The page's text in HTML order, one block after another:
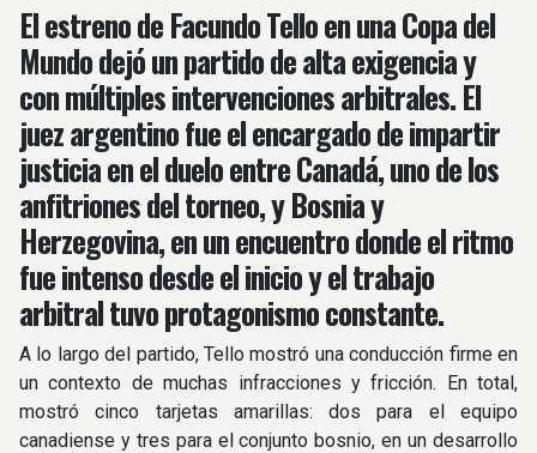
El estreno de Facundo Tello en una Copa del
Mundo dejó un partido de alta exigencia y
con múltiples intervenciones arbitrales. El
juez argentino fue el encargado de impartir
justicia en el duelo entre Canadá, uno de los
anfitriones del torneo, y Bosnia y
Herzegovina, en un encuentro donde el ritmo
fue intenso desde el inicio y el trabajo
arbitral tuvo protagonismo constante.
A lo largo del partido, Tello mostró una conducción firme en
un contexto de muchas infracciones y fricción. En total,
mostró cinco tarjetas amarillas: dos para el equipo
canadiense y tres para el conjunto bosnio, en un desarrollo